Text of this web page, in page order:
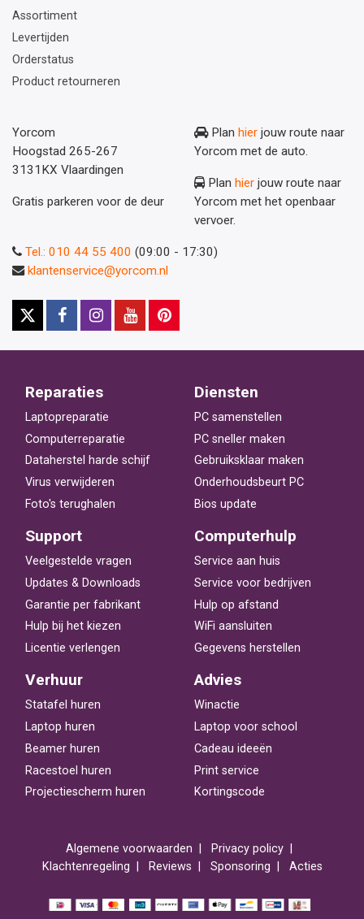
Assortiment
Levertijden
Orderstatus
Product retourneren
Yorcom
Hoogstad 265-267
3131KX Vlaardingen
Gratis parkeren voor de deur
Plan hier jouw route naar
Yorcom met de auto.
Plan hier jouw route naar
Yorcom met het openbaar
vervoer.
Tel.: 010 44 55 400 (09:00 - 17:30)
klantenservice@yorcom.nl
Reparaties
Laptopreparatie
Computerreparatie
Dataherstel harde schijf
Virus verwijderen
Foto's terughalen
Diensten
PC samenstellen
PC sneller maken
Gebruiksklaar maken
Onderhoudsbeurt PC
Bios update
Support
Veelgestelde vragen
Updates & Downloads
Garantie per fabrikant
Hulp bij het kiezen
Licentie verlengen
Computerhulp
Service aan huis
Service voor bedrijven
Hulp op afstand
WiFi aansluiten
Gegevens herstellen
Verhuur
Statafel huren
Laptop huren
Beamer huren
Racestoel huren
Projectiescherm huren
Advies
Winactie
Laptop voor school
Cadeau ideeën
Print service
Kortingscode
Algemene voorwaarden
Privacy policy
Klachtenregeling
Reviews Sponsoring Acties